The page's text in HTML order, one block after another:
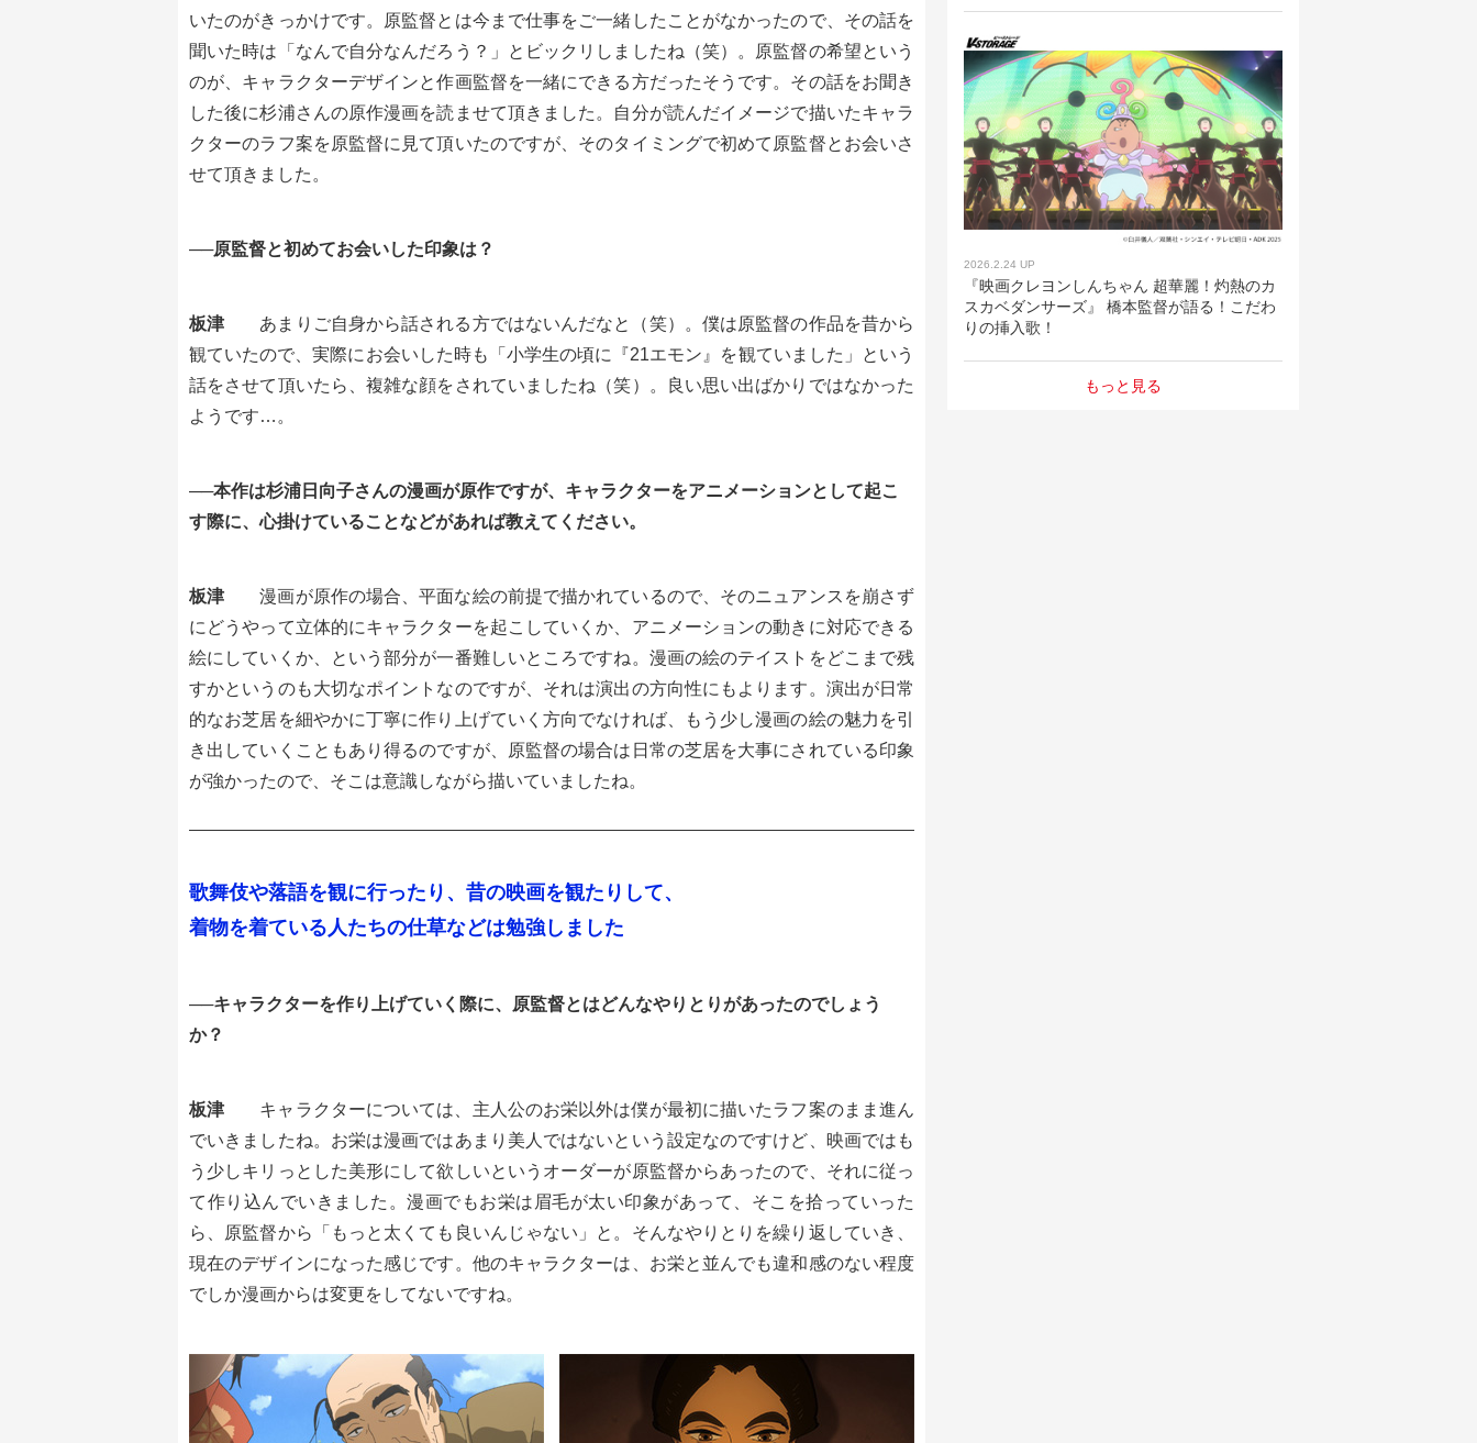
いたのがきっかけです。原監督とは今まで仕事をご一緒したことがなかったので、その話を
聞いた時は「なんで自分なんだろう？」とビックリしましたね（笑）。原監督の希望という
のが、キャラクターデザインと作画監督を一緒にできる方だったそうです。その話をお聞き
した後に杉浦さんの原作漫画を読ませて頂きました。自分が読んだイメージで描いたキャラ
クターのラフ案を原監督に見て頂いたのですが、そのタイミングで初めて原監督とお会いさ
せて頂きました。
──原監督と初めてお会いした印象は？
板津
あまりご自身から話される方ではないんだなと（笑）。僕は原監督の作品を昔から
観ていたので、実際にお会いした時も「小学生の頃に『21エモン』を観ていました」という
話をさせて頂いたら、複雑な顔をされていましたね（笑）。良い思い出ばかりではなかった
ようです…。
──本作は杉浦日向子さんの漫画が原作ですが、キャラクターをアニメーションとして起こ
す際に、心掛けていることなどがあれば教えてください。
板津
漫画が原作の場合、平面な絵の前提で描かれているので、そのニュアンスを崩さず
にどうやって立体的にキャラクターを起こしていくか、アニメーションの動きに対応できる
絵にしていくか、という部分が一番難しいところですね。漫画の絵のテイストをどこまで残
すかというのも大切なポイントなのですが、それは演出の方向性にもよります。演出が日常
的なお芝居を細やかに丁寧に作り上げていく方向でなければ、もう少し漫画の絵の魅力を引
き出していくこともあり得るのですが、原監督の場合は日常の芝居を大事にされている印象
が強かったので、そこは意識しながら描いていましたね。
歌舞伎や落語を観に行ったり、昔の映画を観たりして、
着物を着ている人たちの仕草などは勉強しました
──キャラクターを作り上げていく際に、原監督とはどんなやりとりがあったのでしょう
か？
板津
キャラクターについては、主人公のお栄以外は僕が最初に描いたラフ案のまま進ん
でいきましたね。お栄は漫画ではあまり美人ではないという設定なのですけど、映画ではも
う少しキリっとした美形にして欲しいというオーダーが原監督からあったので、それに従っ
て作り込んでいきました。漫画でもお栄は眉毛が太い印象があって、そこを拾っていった
ら、原監督から「もっと太くても良いんじゃない」と。そんなやりとりを繰り返していき、
現在のデザインになった感じです。他のキャラクターは、お栄と並んでも違和感のない程度
でしか漫画からは変更をしてないですね。
2026.2.24 UP
『映画クレヨンしんちゃん 超華麗！灼熱のカ
スカベダンサーズ』 橋本監督が語る！こだわ
りの挿入歌！
もっと見る